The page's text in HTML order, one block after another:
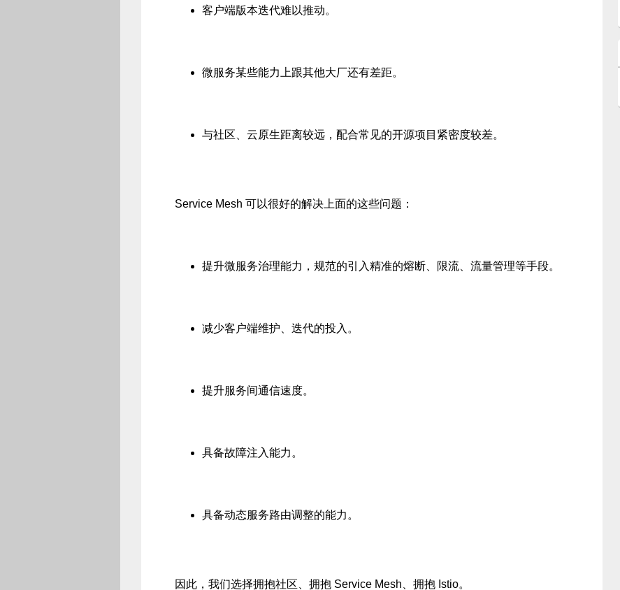
客户端版本迭代难以推动。
微服务某些能力上跟其他大厂还有差距。
与社区、云原生距离较远，配合常见的开源项目紧密度较差。
Service Mesh 可以很好的解决上面的这些问题：
提升微服务治理能力，规范的引入精准的熔断、限流、流量管理等手段。
减少客户端维护、迭代的投入。
提升服务间通信速度。
具备故障注入能力。
具备动态服务路由调整的能力。
因此，我们选择拥抱社区、拥抱 Service Mesh、拥抱 Istio。